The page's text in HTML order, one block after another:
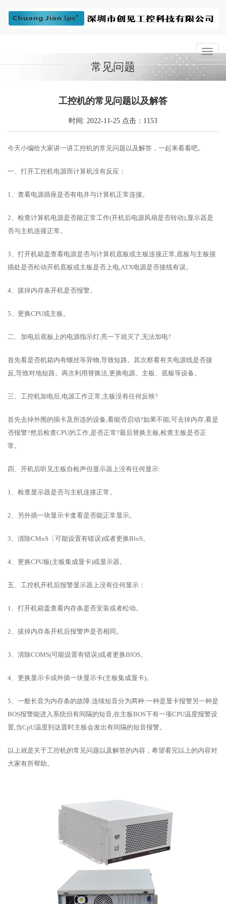
常见问题
工控机的常见问题以及解答
时间: 2022-11-25 点击：1153
今天小编给大家讲一讲工控机的常见问题以及解答，一起来看看吧。
一、打开工控机电源而计算机没有反应：
1、查看电源插座是否有电并与计算机正常连接。
2、检查计算机电源是否能正常工作(开机后电源风扇是否转动),显示器是
否与主机连接正常。
3、打开机箱盖查看电源是否与计算机底板或主板连接正常,底板与主板接
插处是否松动开机底板或主板是否上电,ATX电源是否接线有误。
4、拔掉内存条开机是否报警。
5、更换CPU或主板。
二、加电后底板上的电源指示灯,亮一下就灭了,无法加电?
首先看是否机箱内有螺丝等异物,导致短路。其次察看有关电源线是否接
反,导致对地短路。再次利用替换法,更换电源、主板、底板等设备。
三、工控机加电后,电源工作正常,主板没有任何反映?
首先去掉外围的插卡及所连的设备,看能否启动?如果不能,可去掉内存,看是
否报警?然后检查CPU的工作,是否正常?最后替换主板,检查主板是否正
常。
四、开机后听见主板自检声但显示器上没有任何显示:
1、检查显示器是否与主机连接正常。
2、另外插一块显示卡査看是否能正常显示。
3、清除CMoS〔可能设置有错误)或者更换BloS。
4、更换CPU板(主板集成显卡)或显示器。
五、工控机开机后报警显示器上没有任何显示：
1、打开机箱盖查看内存条是否安装或者松动。
2、拔掉内存条开机后报警声是否相同。
3、清除COMS(可能设置有错误)或者更换BlOS。
4、更换显示卡或外插一块显示卡(主板集成显卡)。
5、一般长音为内存条的故障:连续短音分为两种:一种是显卡报警另一种是
BOS报警能进入系统但有间隔的短音,在主板BOS下有一项CPU温度报警设
置,当CpU温度到达置时主板会发出有间隔的短音报警。
以上就是关于工控机的常见问题以及解答的内容，希望看完以上的内容对
大家有所帮助。